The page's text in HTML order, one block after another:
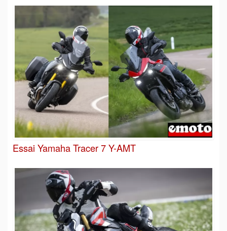
Essai Yamaha Tracer 7 Y-AMT